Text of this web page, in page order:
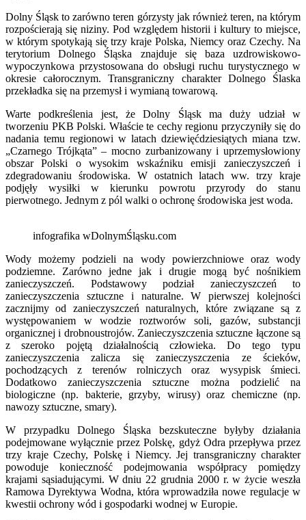
Dolny Śląsk to zarówno teren górzysty jak również teren, na którym
rozpościerają się niziny. Pod względem historii i kultury to miejsce,
w którym spotykają się trzy kraje Polska, Niemcy oraz Czechy. Na
terytorium Dolnego Śląska znajduje się baza uzdrowiskowo-
wypoczynkowa przystosowana do obsługi ruchu turystycznego w
okresie całorocznym. Transgraniczny charakter Dolnego Ślaska
przekładka się na przemysł i wymianą towarową.
Warte podkreślenia jest, że Dolny Śląsk ma duży udział w
tworzeniu PKB Polski. Właście te cechy regionu przyczyniły się do
nadania temu regionowi w latach dziewięćdziesiątych miana tzw.
„Czarnego Trójkąta” – mocno zurbanizowany i uprzemysłowiony
obszar Polski o wysokim wskaźniku emisji zanieczyszczeń i
zdegradowaniu środowiska. W ostatnich latach ww. trzy kraje
podjęły wysiłki w kierunku powrotu przyrody do stanu
pierwotnego. Jednym z pól walki o ochronę środowiska jest woda.
infografika wDolnymŚląsku.com
Wody możemy podzieli na wody powierzchniowe oraz wody
podziemne. Zarówno jedne jak i drugie mogą być nośnikiem
zanieczyszczeń. Podstawowy podział zanieczyszczeń to
zanieczyszczenia sztuczne i naturalne. W pierwszej kolejności
zacznijmy od zanieczyszczeń naturalnych, które związane są z
występowaniem w wodzie roztworów soli, gazów, substancji
organicznej i drobnoustrojów. Zanieczyszczenia sztuczne łączone są
z szeroko pojętą działalnością człowieka. Do tego typu
zanieczyszczenia zalicza się zanieczyszczenia ze ścieków,
pochodzących z terenów rolniczych oraz wysypisk śmieci.
Dodatkowo zanieczyszczenia sztuczne można podzielić na
biologiczne (np. bakterie, grzyby, wirusy) oraz chemiczne (np.
nawozy sztuczne, smary).
W przypadku Dolnego Śląska bezskuteczne byłyby działania
podejmowane wyłącznie przez Polskę, gdyż Odra przepływa przez
trzy kraje Czechy, Polskę i Niemcy. Jej transgraniczny charakter
powoduje konieczność podejmowania współpracy pomiędzy
krajami sąsiadującymi. W dniu 22 grudnia 2000 r. w życie weszła
Ramowa Dyrektywa Wodna, która wprowadziła nowe regulacje w
kwestii ochrony wód i gospodarki wodnej w Europie.